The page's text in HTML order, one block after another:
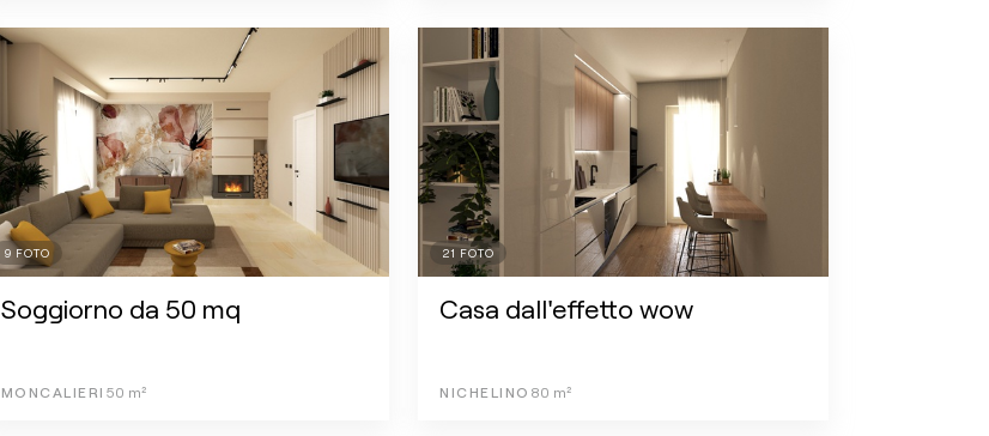
9 FOTO
Soggiorno da 50 mq
MONCALIERI 50 m²
21 FOTO
Casa dall'effetto wow
NICHELINO 80 m²